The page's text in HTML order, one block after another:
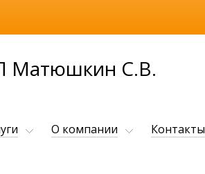
Матюшкин С.В.
О компании Контакты